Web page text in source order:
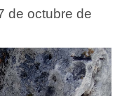
de octubre de